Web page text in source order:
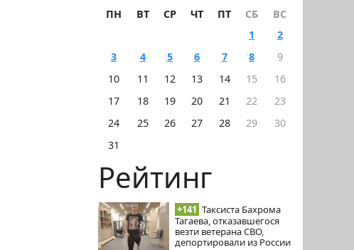
ПН ВТ СР ЧТ ПТ СБ
ВС
1
2
3
4 5 6 7 8
9
10
11 12 13 14 15
16
17
18 19 20 21 22
23
24
25 26 27 28 29
30
31
Рейтинг
+141 Таксиста Бахрома
Тагаева, отказавшегося
везти ветерана СВО,
депортировали из России